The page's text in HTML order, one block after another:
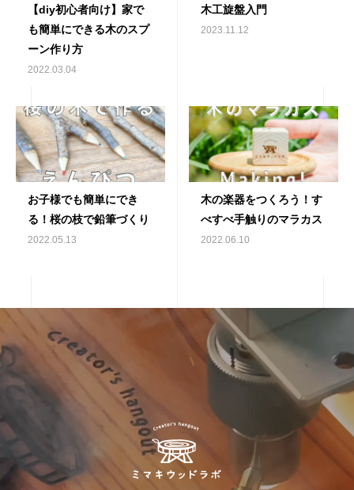
【diy初心者向け】家で
も簡単にできる木のスプ
ーン作り方
2022.03.04
木工旋盤入門
2023.11.12
お子様でも簡単にでき
る！桜の枝で鉛筆づくり
2022.05.13
木の楽器をつくろう！す
べすべ手触りのマラカス
2022.06.10